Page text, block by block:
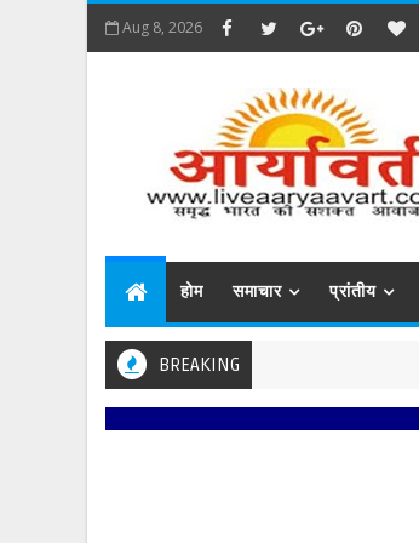
Aug 8, 2026
होम समाचार प्रांतीय
BREAKING